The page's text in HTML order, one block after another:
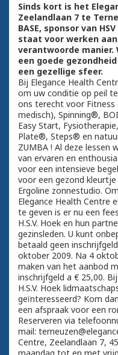
Sinds kort is het
Zeelandlaan 7 te
BASE, sponsor van
staat voor werken
verantwoorde manier.
een goede
een gezellige sfeer.
Bij Elegance Health
om uw conditie op peil
ons terecht voor Fitness
medisch), Spinning®,
Easy Start,
Plate®, Steps® en
ZUMBA ! Al deze lessen
van ervaren en
voor een intensieve
voor een gezond
Ergoline zonnestudio.
Elegance Health Centre
te geven is er nu een
H.S.V. Hoek en hun
gezinsleden. U kunt
betaald geen
oktober 2009. Na 4
maken van het aanbod
inschrijfgeld a € 25,00.
H.S.V. Hoek
geïnteresseerd? Kom
een afspraak voor een
Reserveren via
mail:
Centre, Zeelandlaan 7,